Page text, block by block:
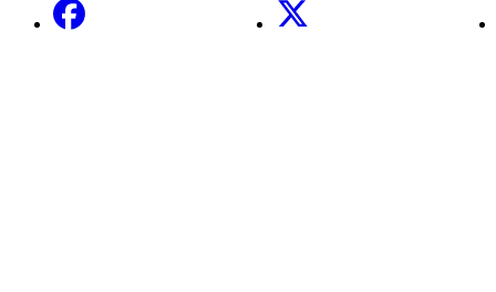
Facebook X